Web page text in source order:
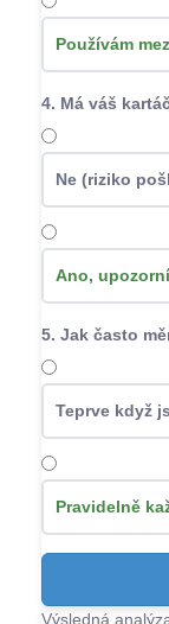
Používám
4. Má váš
Ne (riziko
Ano,
5. Jak často
Teprve když
Pravidelně
Výsledná